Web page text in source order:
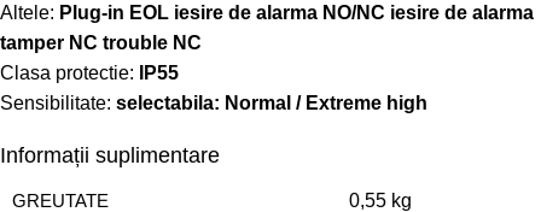
Altele: Plug-in EOL iesire de alarma NO/NC iesire de alarma
tamper NC trouble NC
Clasa protectie:
IP55
Sensibilitate: selectabila: Normal / Extreme high
Informații suplimentare
GREUTATE 0,55 kg